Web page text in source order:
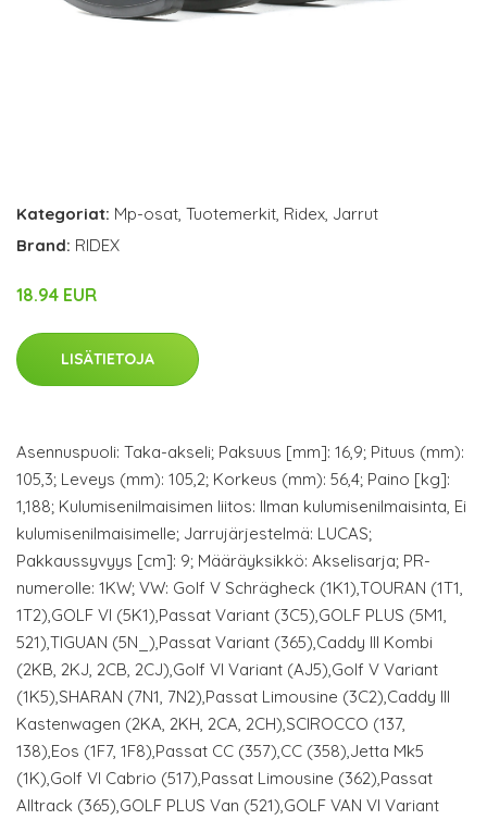
Kategoriat: Mp-osat Tuotemerkit Ridex Jarrut
Brand: RIDEX
18.94 EUR
LISÄTIETOJA
Asennuspuoli: Taka-akseli; Paksuus [mm]: 16,9; Pituus (mm):
105,3; Leveys (mm): 105,2; Korkeus (mm): 56,4; Paino [kg]:
1,188; Kulumisenilmaisimen liitos: Ilman kulumisenilmaisinta, Ei
kulumisenilmaisimelle; Jarrujärjestelmä: LUCAS;
Pakkaussyvyys [cm]: 9; Määräyksikkö: Akselisarja; PR-
numerolle: 1KW; VW: Golf V Schrägheck (1K1),TOURAN (1T1,
1T2),GOLF VI (5K1),Passat Variant (3C5),GOLF PLUS (5M1,
521),TIGUAN (5N_),Passat Variant (365),Caddy III Kombi
(2KB, 2KJ, 2CB, 2CJ),Golf VI Variant (AJ5),Golf V Variant
(1K5),SHARAN (7N1, 7N2),Passat Limousine (3C2),Caddy III
Kastenwagen (2KA, 2KH, 2CA, 2CH),SCIROCCO (137,
138),Eos (1F7, 1F8),Passat CC (357),CC (358),Jetta Mk5
(1K),Golf VI Cabrio (517),Passat Limousine (362),Passat
Alltrack (365),GOLF PLUS Van (521),GOLF VAN VI Variant